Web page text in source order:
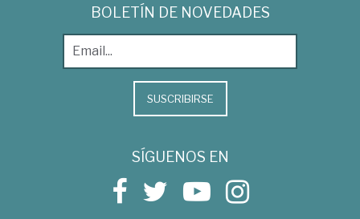
BOLETÍN DE NOVEDADES
SUSCRIBIRSE
SÍGUENOS EN